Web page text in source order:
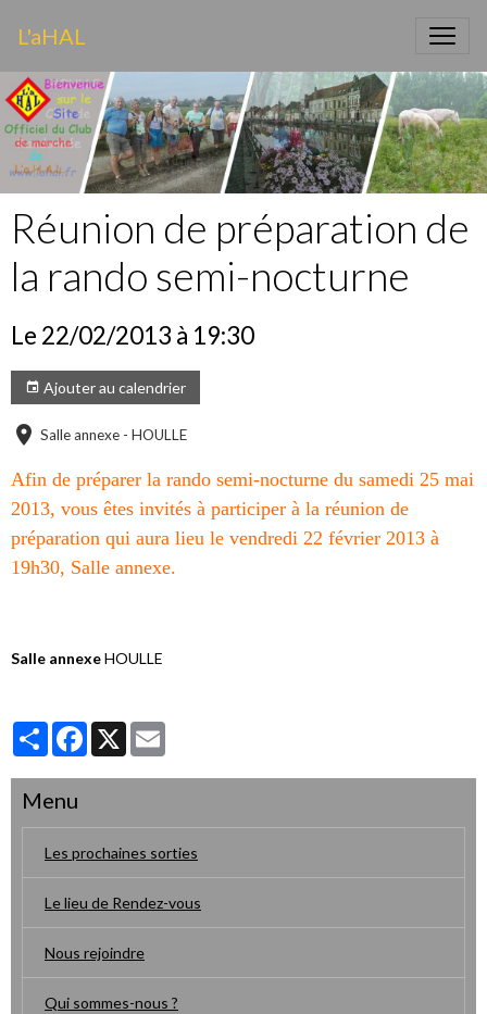
L'aHAL
Réunion de préparation de
la rando semi-nocturne
Le 22/02/2013 à 19:30
Ajouter au calendrier
Salle annexe - HOULLE
Afin de préparer la rando semi-nocturne du samedi 25 mai
2013, vous êtes invités à participer à la réunion de
préparation qui aura lieu le vendredi 22 février 2013 à
19h30, Salle annexe.
Salle annexeHOULLE
PartagerFacebook
X
Menu
Les prochaines sorties
Le lieu de Rendez-vous
Nous rejoindre
Qui sommes-nous ?